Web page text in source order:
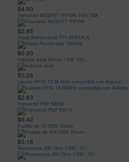
$4.00
Transistor MOSFET IRF540 100V 33A
$2.95
Diodo Bidireccional TP1.5KE33CA
$0.50
Inductor Axial 680uH 1/2W 10%
$0.25
Llavero RFID 13.56 MHz compatible con Arduino
$2.63
Transistor PNP S8550
$0.42
Fusible de 1A 250V 20mm
$0.16
Resistencia 430 Ohm 1/2W - 5%